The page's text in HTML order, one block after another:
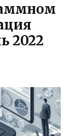
2022